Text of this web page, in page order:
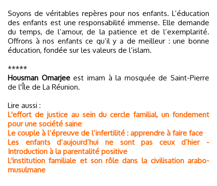
Soyons de véritables repères pour nos enfants. L’éducation
des enfants est une responsabilité immense. Elle demande
du temps, de l’amour, de la patience et de l’exemplarité.
Offrons à nos enfants ce qu’il y a de meilleur : une bonne
éducation, fondée sur les valeurs de l’islam.
*****
Housman Omarjeeest imam à la mosquée de Saint-Pierre
de l'Île de La Réunion.
Lire aussi :
L'effort de justice au sein du cercle familial, un fondement
pour une société saine
Le couple à l’épreuve de l’infertilité : apprendre à faire face
Les enfants d’aujourd’hui ne sont pas ceux d’hier -
Introduction à la parentalité positive
L'institution familiale et son rôle dans la civilisation arabo-
musulmane